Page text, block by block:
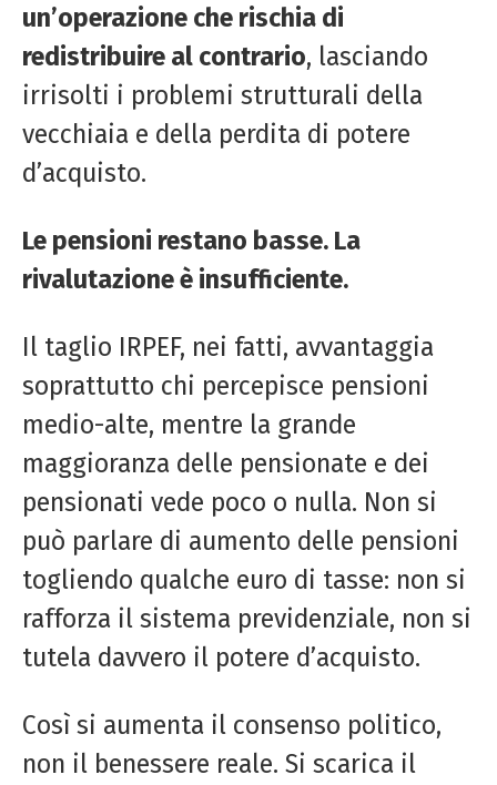
un’operazione che rischia di
redistribuire al contrario, lasciando
irrisolti i problemi strutturali della
vecchiaia e della perdita di potere
d’acquisto.
Le pensioni restano basse. La
rivalutazione è insufficiente.
Il taglio IRPEF, nei fatti, avvantaggia
soprattutto chi percepisce pensioni
medio-alte, mentre la grande
maggioranza delle pensionate e dei
pensionati vede poco o nulla. Non si
può parlare di aumento delle pensioni
togliendo qualche euro di tasse: non si
rafforza il sistema previdenziale, non si
tutela davvero il potere d’acquisto.
Così si aumenta il consenso politico,
non il benessere reale. Si scarica il